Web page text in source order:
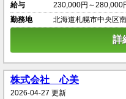
給与
230,000円～280,000
勤務地
北海道札幌市中央区
詳
株式会社 心美
2026-04-27 更新